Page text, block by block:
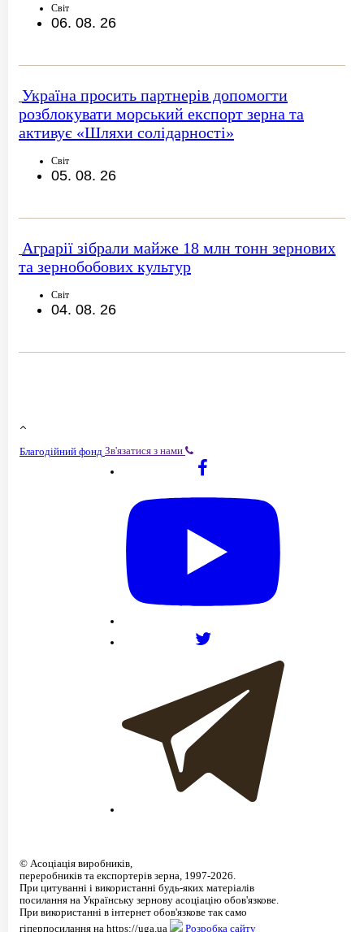
Світ
06. 08. 26
Україна просить партнерів допомогти
розблокувати морський експорт зерна та
активує «Шляхи солідарності»
Світ
05. 08. 26
Аграрії зібрали майже 18 млн тонн зернових
та зернобобових культур
Світ
04. 08. 26
Благодійний фонд Зв'язатися з нами
© Асоціація виробників,
переробників та експортерів зерна , 1997-2026.
При цитуванні і використанні будь-яких матеріалів
посилання на Українську зернову асоціацію обов'язкове.
При використанні в інтернет обов'язкове так само
гіперпосилання на https://uga.ua
Розробка сайту